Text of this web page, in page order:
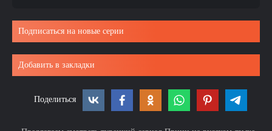
Подписаться на новые серии
Добавить в закладки
Поделиться